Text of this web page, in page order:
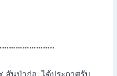
สันป่าก่อ ได้ประกาศรับ